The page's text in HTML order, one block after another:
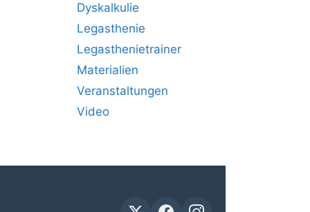
Dyskalkulie
Legasthenie
Legasthenietrainer
Materialien
Veranstaltungen
Video